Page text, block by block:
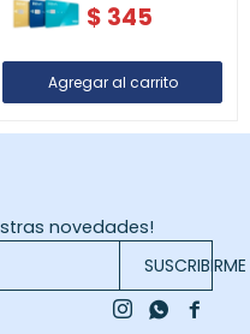
$ 345
novedades!
SUSCRIBIRME

 